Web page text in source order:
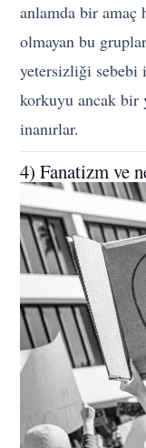
anlamda bir amaç
olmayan bu
yetersizliği sebebi
korkuyu ancak bir
inanırlar.
4) Fanatizm ve